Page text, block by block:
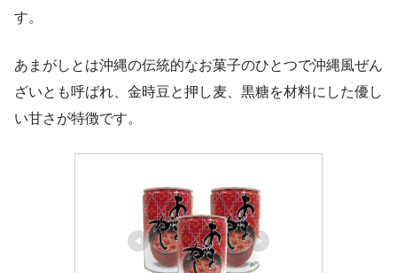
す。
あまがしとは沖縄の伝統的なお菓子のひとつで沖縄風ぜん
ざいとも呼ばれ、金時豆と押し麦、黒糖を材料にした優し
い甘さが特徴です。